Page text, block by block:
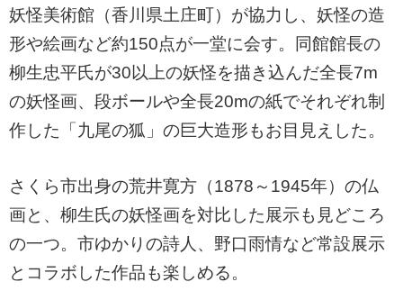
妖怪美術館（香川県土庄町）が協力し、妖怪の造
形や絵画など約150点が一堂に会す。同館館長の
柳生忠平氏が30以上の妖怪を描き込んだ全長7m
の妖怪画、段ボールや全長20mの紙でそれぞれ制
作した「九尾の狐」の巨大造形もお目見えした。
さくら市出身の荒井寛方（1878～1945年）の仏
画と、柳生氏の妖怪画を対比した展示も見どころ
の一つ。市ゆかりの詩人、野口雨情など常設展示
とコラボした作品も楽しめる。